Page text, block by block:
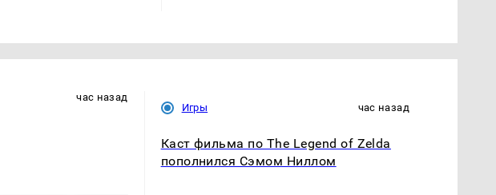
час назад
Игры час назад
Каст фильма по The Legend of Zelda
пополнился Сэмом Ниллом